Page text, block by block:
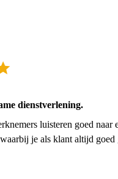
dienstverlening.
luisteren goed naar
je als klant altijd